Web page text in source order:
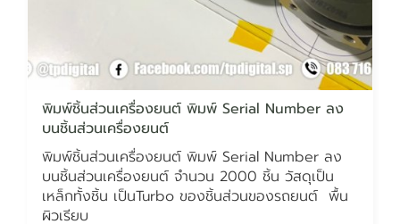
พิมพ์ชิ้นส่วนเครื่องยนต์ พิมพ์ Serial Number ลง
บนชิ้นส่วนเครื่องยนต์
พิมพ์ชิ้นส่วนเครื่องยนต์ พิมพ์ Serial Number ลง
บนชิ้นส่วนเครื่องยนต์ จำนวน 2000 ชิ้น วัสดุเป็น
เหล็กทั้งชิ้น เป็นTurbo ของชิ้นส่วนของรถยนต์ พื้น
ผิวเรียบ